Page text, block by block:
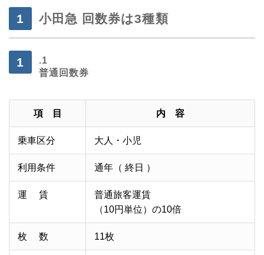
小田急 回数券は3種類
.1
普通回数券
項 目 内 容
乗車区分 大人・小児
利用条件 通年（ 終日 ）
運 ○○賃
普通旅客運賃
（10円単位）の10倍
枚 ○○数 11枚